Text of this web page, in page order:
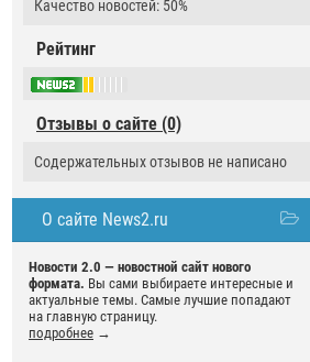
Качество новостей: 50%
Рейтинг
Отзывы о сайте (0)
Содержательных отзывов не написано
О сайте News2.ru
Новости 2.0 — новостной сайт нового
формата. Вы сами выбираете интересные и
актуальные темы. Самые лучшие попадают
на главную страницу.
подробнее →